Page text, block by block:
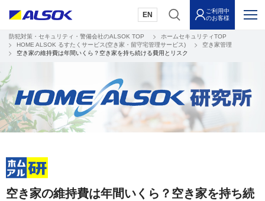
EN
ご利用中
のお客様
防犯対策・セキュリティ・警備会社のALSOK TOP
ホームセキュリティTOP
HOME ALSOK るすたくサービス(空き家・留守宅管理サービス)
空き家管理
空き家の維持費は年間いくら？空き家を持ち続ける費用とリスク
空き家の維持費は年間いくら？空き家を持ち続